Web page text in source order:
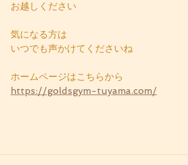
お越しください
気になる方は
いつでも声かけてくださいね
ホームページはこちらから
https://goldsgym-tuyama.com/